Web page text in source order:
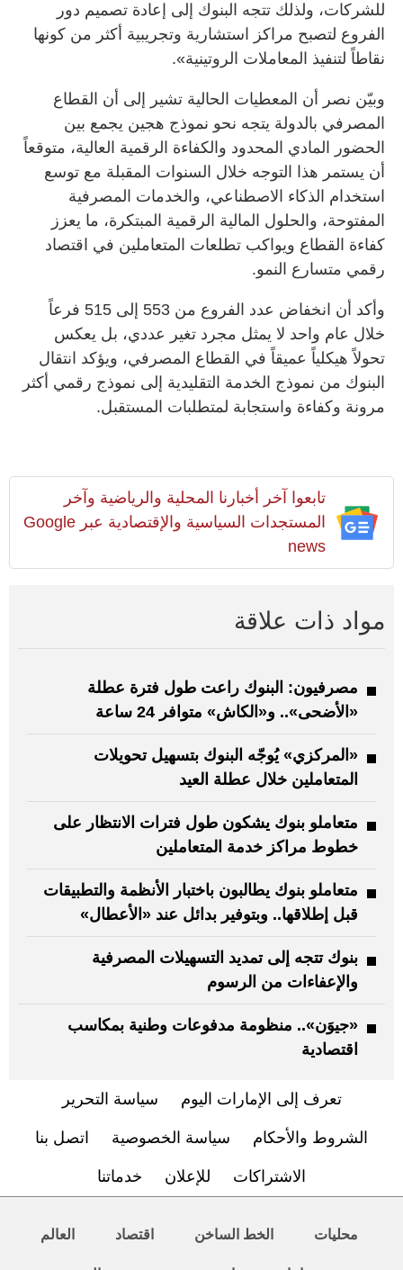
للشركات، ولذلك تتجه البنوك إلى إعادة تصميم دور
الفروع لتصبح مراكز استشارية وتجريبية أكثر من كونها
نقاطاً لتنفيذ المعاملات الروتينية».
وبيّن نصر أن المعطيات الحالية تشير إلى أن القطاع
المصرفي بالدولة يتجه نحو نموذج هجين يجمع بين
الحضور المادي المحدود والكفاءة الرقمية العالية، متوقعاً
أن يستمر هذا التوجه خلال السنوات المقبلة مع توسع
استخدام الذكاء الاصطناعي، والخدمات المصرفية
المفتوحة، والحلول المالية الرقمية المبتكرة، ما يعزز
كفاءة القطاع ويواكب تطلعات المتعاملين في اقتصاد
رقمي متسارع النمو.
وأكد أن انخفاض عدد الفروع من 553 إلى 515 فرعاً
خلال عام واحد لا يمثل مجرد تغير عددي، بل يعكس
تحولاً هيكلياً عميقاً في القطاع المصرفي، ويؤكد انتقال
البنوك من نموذج الخدمة التقليدية إلى نموذج رقمي أكثر
مرونة وكفاءة واستجابة لمتطلبات المستقبل.
تابعوا آخر أخبارنا المحلية والرياضية وآخر
المستجدات السياسية والإقتصادية عبر Google
news
مواد ذات علاقة
مصرفيون: البنوك راعت طول فترة عطلة
«الأضحى».. و«الكاش» متوافر 24 ساعة
«المركزي» يُوجّه البنوك بتسهيل تحويلات
المتعاملين خلال عطلة العيد
متعاملو بنوك يشكون طول فترات الانتظار على
خطوط مراكز خدمة المتعاملين
متعاملو بنوك يطالبون باختبار الأنظمة والتطبيقات
قبل إطلاقها.. وبتوفير بدائل عند «الأعطال»
بنوك تتجه إلى تمديد التسهيلات المصرفية
والإعفاءات من الرسوم
«جيوَن».. منظومة مدفوعات وطنية بمكاسب
اقتصادية
تعرف إلى الإمارات اليوم سياسة التحرير
الشروط والأحكام سياسة الخصوصية اتصل بنا
الاشتراكات للإعلان خدماتنا
محليات الخط الساخن اقتصاد العالم